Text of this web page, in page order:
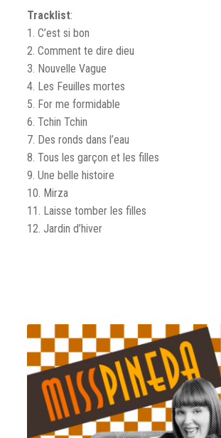
Tracklist:
1. C’est si bon
2. Comment te dire dieu
3. Nouvelle Vague
4. Les Feuilles mortes
5. For me formidable
6. Tchin Tchin
7. Des ronds dans l’eau
8. Tous les garçon et les filles
9. Une belle histoire
10. Mirza
11. Laisse tomber les filles
12. Jardin d’hiver